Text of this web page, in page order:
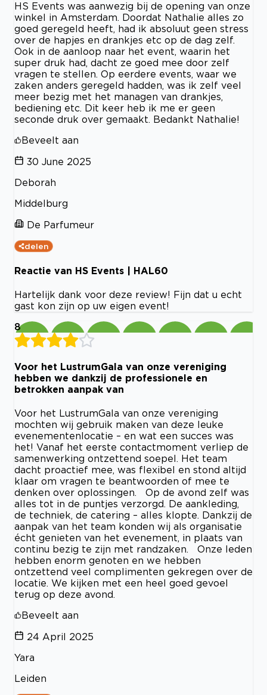
HS Events was aanwezig bij de opening van onze
winkel in Amsterdam. Doordat Nathalie alles zo
goed geregeld heeft, had ik absoluut geen stress
over de hapjes en drankjes etc op de dag zelf.
Ook in de aanloop naar het event, waarin het
super druk had, dacht ze goed mee door zelf
vragen te stellen. Op eerdere events, waar we
zaken anders geregeld hadden, was ik zelf veel
meer bezig met het managen van drankjes,
bediening etc. Dit keer heb ik me er geen
seconde druk over gemaakt. Bedankt Nathalie!
Beveelt aan
30 June 2025
Deborah
Middelburg
De Parfumeur
delen
Reactie van HS Events | HAL60
Hartelijk dank voor deze review! Fijn dat u echt
gast kon zijn op uw eigen event!
8
Voor het LustrumGala van onze vereniging
hebben we dankzij de professionele en
betrokken aanpak van
Voor het LustrumGala van onze vereniging
mochten wij gebruik maken van deze leuke
evenementenlocatie – en wat een succes was
het! Vanaf het eerste contactmoment verliep de
samenwerking ontzettend soepel. Het team
dacht proactief mee, was flexibel en stond altijd
klaar om vragen te beantwoorden of mee te
denken over oplossingen. Op de avond zelf was
alles tot in de puntjes verzorgd. De aankleding,
de techniek, de catering – alles klopte. Dankzij de
aanpak van het team konden wij als organisatie
écht genieten van het evenement, in plaats van
continu bezig te zijn met randzaken. Onze leden
hebben enorm genoten en we hebben
ontzettend veel complimenten gekregen over de
locatie. We kijken met een heel goed gevoel
terug op deze avond.
Beveelt aan
24 April 2025
Yara
Leiden